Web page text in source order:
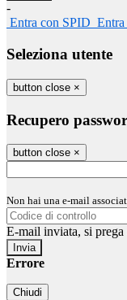
-
Entra con SPID
Seleziona utente
button close ×
Recupero
button close ×
Non hai una e-mail
E-mail inviata, si
Errore
Chiudi